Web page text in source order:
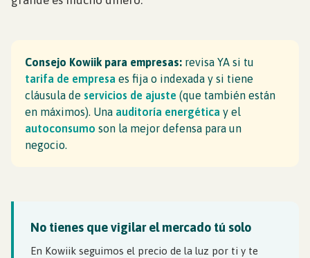
Consejo Kowiik para empresas: revisa YA si tu
tarifa de empresa es fija o indexada y si tiene
cláusula de servicios de ajuste (que también están
en máximos). Una auditoría energética y el
autoconsumo son la mejor defensa para un
negocio.
No tienes que vigilar el mercado tú solo
En Kowiik seguimos el precio de la luz por ti y te